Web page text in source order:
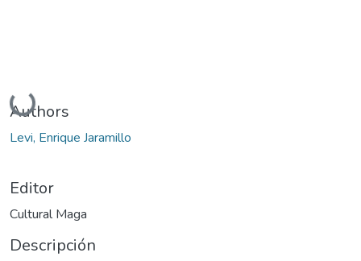
Cargando...
Authors
Levi, Enrique Jaramillo
Editor
Cultural Maga
Descripción